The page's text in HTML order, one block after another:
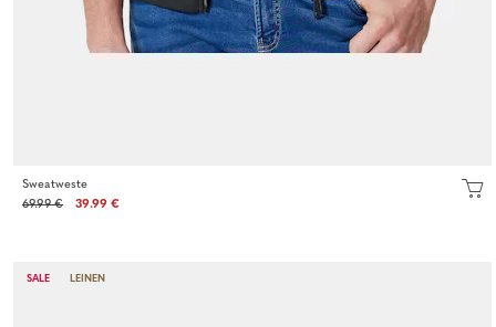
Sweatweste
69.99 €
39.99 €
SALE LEINEN